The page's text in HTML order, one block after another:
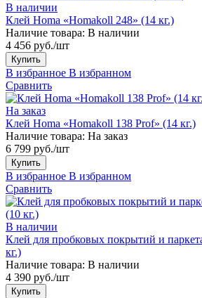
В наличии
Клей Homa «Homakoll 248» (14 кг.)
Наличие товара: В наличии
4 456 руб./шт
Купить
В избранное В избранном
Сравнить
На заказ
Клей Homa «Homakoll 138 Prof» (14 кг.)
Наличие товара: На заказ
6 799 руб./шт
Купить
В избранное В избранном
Сравнить
В наличии
Клей для пробковых покрытий и
кг.)
Наличие товара: В наличии
4 390 руб./шт
Купить